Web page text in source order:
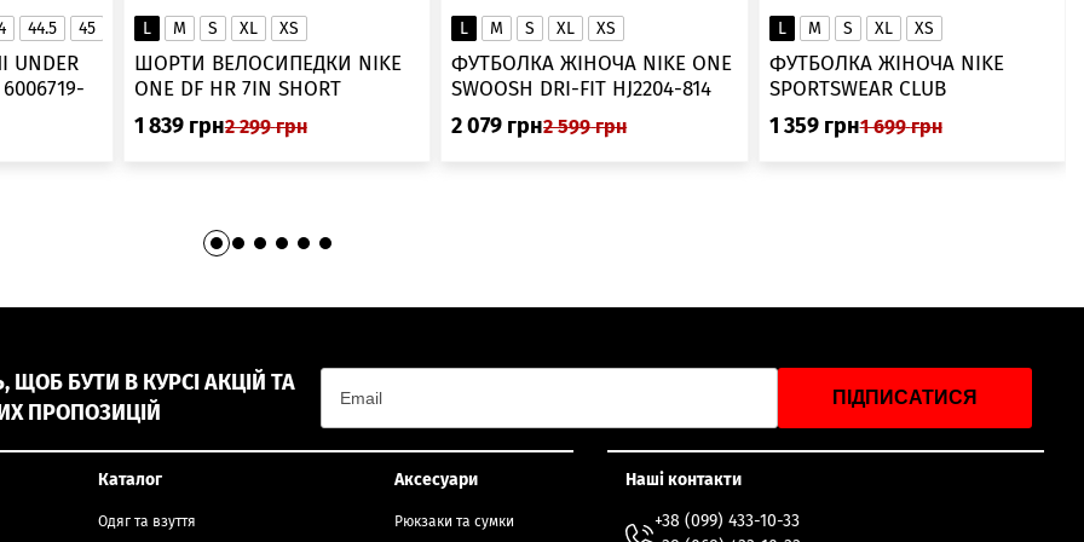
44.5 45 45.5
46
▲
UNDER
L M S XL XS
ШОРТИ ВЕЛОСИПЕДКИ NIKE
ONE DF HR 7IN SHORT
DV9022-010
1 839 грн2 299 грн
L M S XL XS
ФУТБОЛКА ЖІНОЧА NIKE ONE
SWOOSH DRI-FIT HJ2204-814
2 079 грн2 599 грн
L M S XL XS
ФУТБОЛКА ЖІНОЧА NIKE
SPORTSWEAR CLUB
ESSENTIALS DX7902-286
1 359 грн1 699 грн
ЩОБ БУТИ В КУРСІ АКЦІЙ ТА
ПРОПОЗИЦІЙ
ПІДПИСАТИСЯ
Каталог
Одяг та взуття
Аксесуари
Рюкзаки та сумки
Наші контакти
+38 (099) 433-10-33